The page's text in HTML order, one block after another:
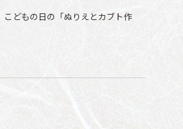
どもの日の「ぬりえとカブト作